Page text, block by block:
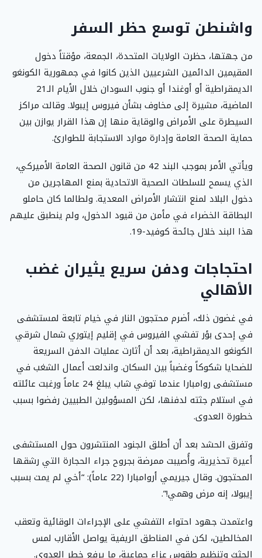
واشنطن توسع حظر السفر
من جهتها، حظرت الولايات المتحدة، الجمعة، مؤقتاً دخول
المقيمين الدائمين الشرعيين الذين كانوا في جمهورية الكونغو
الديمقراطية أو أوغندا أو جنوب السودان خلال الأيام الـ21
الماضية، مشيرة إلى مخاوف بشأن فيروس إيبولا. وقالت مراكز
السيطرة على الأمراض والوقاية منها إن هذا القرار يوازن بين
حماية الصحة العامة وإدارة موارد الاستجابة للطوارئ.
ويأتي الأمر بموجب البند 42 من قانون الصحة العامة الأميركي،
الذي يسمح للسلطات الصحية الاتحادية بمنع المهاجرين من
دخول البلاد لمنع انتشار الأمراض المعدية. ولطالما كان حاملو
البطاقة الخضراء في مأمن من قيود الدخول، ولم ينطبق عليهم
هذا البند خلال جائحة كوفيد-19.
احتجاجات ودفن سريع يثيران غضب
الأهالي
في غضون ذلك، أضرم محتجون النار في خيام تابعة لمستشفى
في إحدى بؤر تفشي الفيروس في إقليم إيتوري شمال شرقي
الكونغو الديمقراطية، بعد أن أثارت عمليات الدفن السريعة
للضحايا شكوكاً وغضباً بين السكان. واندلعت أعمال الشغب في
مستشفى روامبارا عندما توفي شاب يبلغ 24 عاماً ورغبت عائلته
في استلام جثته لدفنها، لكن المسؤولين الطبيين رفضوا بسبب
خطورة العدوى.
وتفرق الحشد بعد أن أطلق الجنود المنتشرون حول المستشفى
أعيرة تحذيرية، وأُصيبت ممرضة بجروح جراء الحجارة التي رشقها
المحتجون. وقال جيريمي أروامبارا (22 عاماً): “أخي لم يمت بسبب
إيبولا، إنه مرض وهمي!”.
واعتمدت جهود احتواء التفشي على الإجراءات الوقائية وتعقب
المخالطين، لكن في المناطق الريفية يواصل الأقارب لمس
الجثث وتنظيم طقوس عزاء جماعية، ما يرفع خطر العدوى.